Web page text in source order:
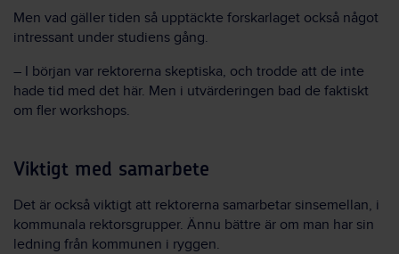
Men vad gäller tiden så upptäckte forskarlaget också något
intressant under studiens gång.
– I början var rektorerna skeptiska, och trodde att de inte
hade tid med det här. Men i utvärderingen bad de faktiskt
om fler workshops.
Viktigt med samarbete
Det är också viktigt att rektorerna samarbetar sinsemellan, i
kommunala rektorsgrupper. Ännu bättre är om man har sin
ledning från kommunen i ryggen.